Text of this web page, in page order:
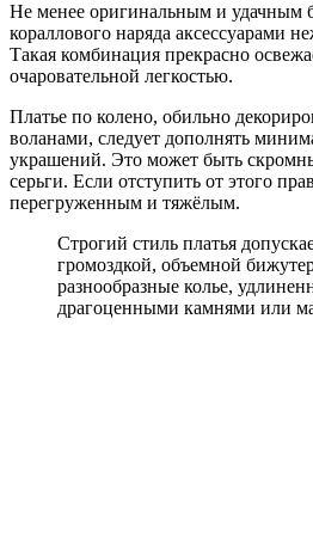
Не менее оригинальным и удачным
кораллового наряда аксессуарами
Такая комбинация прекрасно
очаровательной легкостью.
Платье по колено, обильно
воланами, следует дополнять
украшений. Это может быть
серьги. Если отступить от этого
перегруженным и тяжёлым.
Строгий стиль платья
громоздкой, объемной
разнообразные колье,
драгоценными камнями или